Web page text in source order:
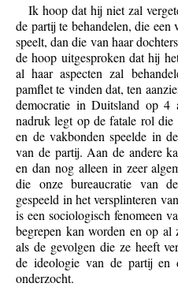
Ik hoop dat hij niet zal
de partij te behandelen, die een
speelt, dan die van haar
de hoop uitgesproken dat hij
al haar aspecten zal
pamflet te vinden dat, ten
democratie in Duitsland op 4
nadruk legt op de fatale rol die
en de vakbonden speelde in
van de partij. Aan de andere
en dan nog alleen in zeer
die onze bureaucratie van
gespeeld in het versplinteren
is een sociologisch fenomeen
begrepen kan worden en op al
als de gevolgen die ze heeft
de ideologie van de partij en
onderzocht.